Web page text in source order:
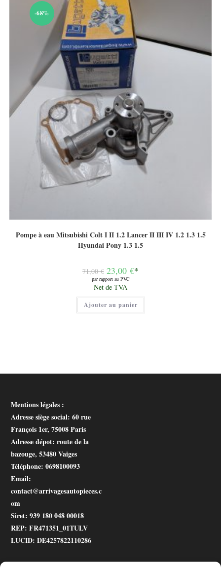
-68%
Pompe à eau Mitsubishi Colt I II 1.2 Lancer II III IV 1.2 1.3 1.5
Hyundai Pony 1.3 1.5
71,00€ Le
prix
initial
était :
71,00 €.
23,00 €*
par rapport au PVC
Le
prix
actuel
est :
23,00 €.
Net de TVA
Ajouter au panier
Mentions légales :
Adresse siège social: 60 rue
François 1er, 75008 Paris
Adresse dépot: route de la
bazouge, 53480 Vaiges
Téléphone: 0698100093
Email:
contact@arrivagesautopieces.c
om
Siret: 939 180 048 00018
REP: FR471351_01TULV
LUCID: DE4257822110286